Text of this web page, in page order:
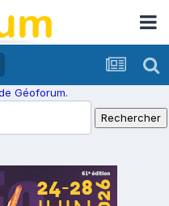
Géoforum.